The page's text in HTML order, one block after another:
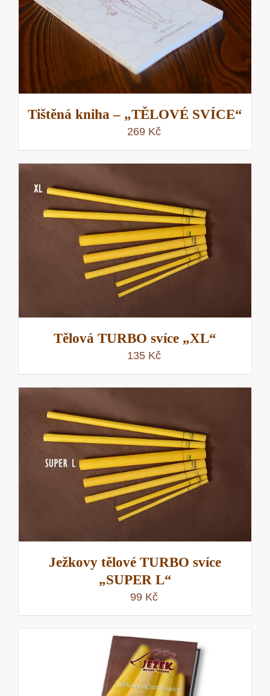
Tištěná kniha – „TĚLOVÉ SVÍCE“
269 Kč
Tělová TURBO svíce „XL“
135 Kč
Ježkovy tělové TURBO svíce
„SUPER L“
99 Kč